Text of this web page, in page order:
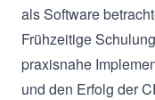
als Software
Frühzeitige
praxisnahe
und den Erfolg der